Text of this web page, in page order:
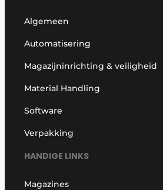
Algemeen
Automatisering
Magazijninrichting & veiligheid
Material Handling
Software
Verpakking
HANDIGE LINKS
Magazines